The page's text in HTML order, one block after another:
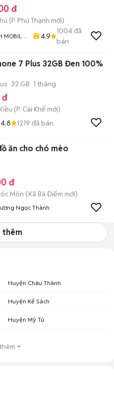
đ
(P. Phú Thạnh mới)
MOBILE
4.9
1004đã
bán
7 Plus 32GB Đen 100%
32 GB 1 tháng
đ
(P. Cái Khế mới)
4.8 1219 đã bán
ăn cho chó mèo
đ
Môn (Xã Bà Điểm mới)
Ngọc Thành
thêm
Huyện Châu Thành
Huyện Kế Sách
Huyện Mỹ Tú